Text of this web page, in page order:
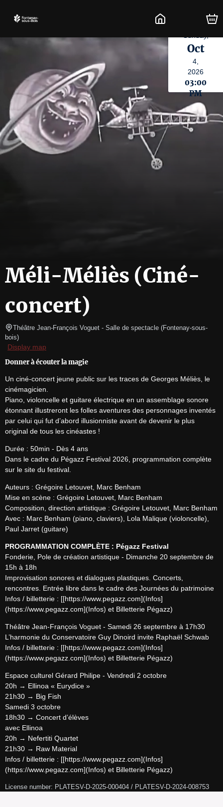
Oct
4,
2026
03:00
PM
Méli-Méliès (Ciné-
concert)
Théâtre Jean-François Voguet - Salle de spectacle (Fontenay-sous-
bois)
Display map
Donner à écouter la magie
Un ciné-concert jeune public sur les traces de Georges Méliès, le
cinémagicien.
Piano, violoncelle et guitare électrique en un assemblage sonore
étonnant illustreront les folles aventures des personnages inventés
par celui qui fut d’abord illusionniste avant de devenir le plus
original de tous les cinéastes !
Durée : 50min - Dès 4 ans
Dans le cadre du Pégazz Festival 2026, programmation complète
sur le site du festival.
Auteurs : Grégoire Letouvet, Marc Benham
Mise en scène : Grégoire Letouvet, Marc Benham
Composition, direction artistique : Grégoire Letouvet, Marc Benham
Avec : Marc Benham (piano, claviers), Lola Malique (violoncelle),
Paul Jarret (guitare)
PROGRAMMATION COMPLÈTE : Pégazz Festival
Fonderie, Pole de création artistique - Dimanche 20 septembre de
15h à 18h
Improvisation sonores et dialogues plastiques. Concerts,
rencontres. Entrée libre dans le cadre des Journées du patrimoine
Infos / billetterie : [[https://www.pegazz.com](Infos]
(https://www.pegazz.com](Infos) et Billetterie Pégazz)
Théâtre Jean-François Voguet - Samedi 26 septembre à 17h30
L’harmonie du Conservatoire Guy Dinoird invite Raphaël Schwab
Infos / billetterie : [[https://www.pegazz.com](Infos]
(https://www.pegazz.com](Infos) et Billetterie Pégazz)
Espace culturel Gérard Philipe - Vendredi 2 octobre
20h → Ellinoa « Eurydice »
21h30 → Big Fish
Samedi 3 octobre
18h30 → Concert d’élèves
avec Ellinoa
20h → Nefertiti Quartet
21h30 → Raw Material
Infos / billetterie : [[https://www.pegazz.com](Infos]
(https://www.pegazz.com](Infos) et Billetterie Pégazz)
License number: PLATESV-D-2025-000404 / PLATESV-D-2024-008753